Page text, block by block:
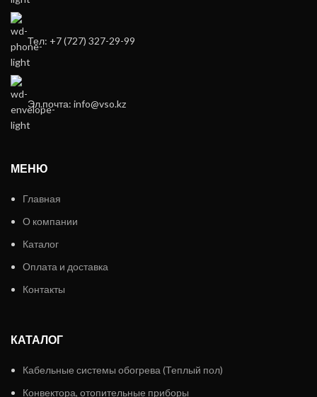
Тел: +7 (727) 327-29-99
Эл.почта: info@vso.kz
МЕНЮ
Главная
О компании
Каталог
Оплата и доставка
Контакты
КАТАЛОГ
Кабельные системы обогрева (Теплый пол)
Конвектора, отопительные приборы